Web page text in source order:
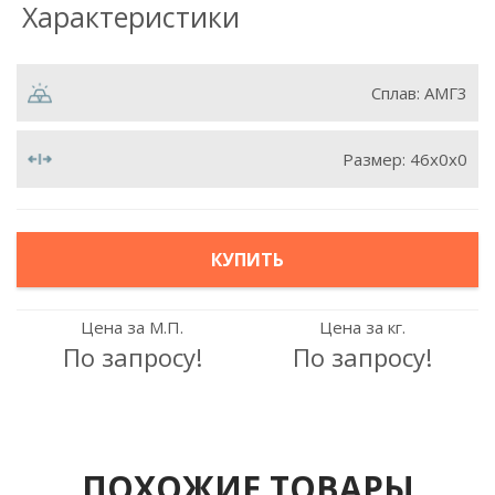
Характеристики
Сплав: АМГ3
Размер: 46х0х0
КУПИТЬ
Цена за М.П.
По запросу!
Цена за кг.
По запросу!